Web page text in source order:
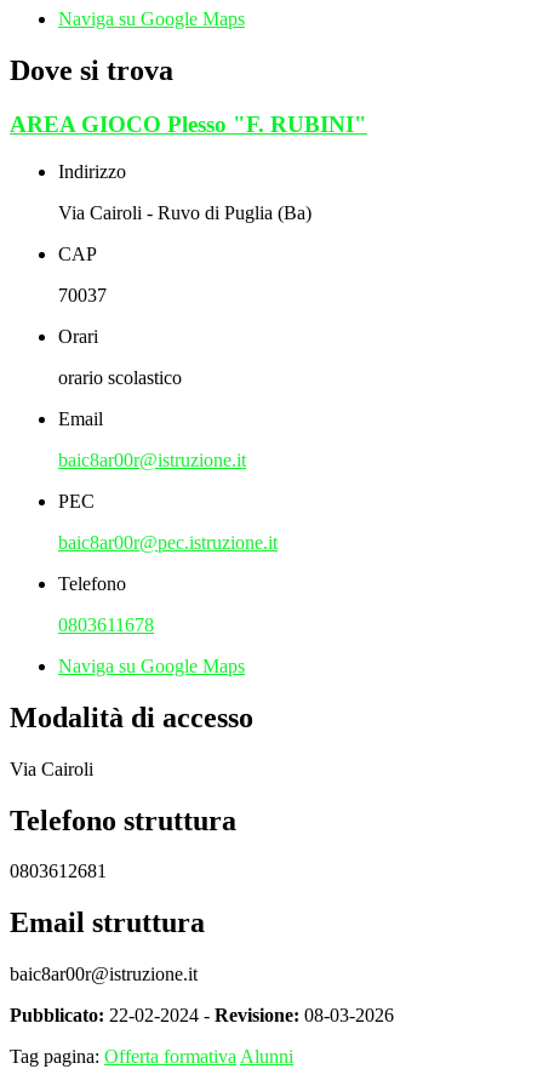
Naviga su Google Maps
Dove si trova
AREA GIOCO Plesso "F. RUBINI"
Indirizzo
Via Cairoli - Ruvo di Puglia (Ba)
CAP
70037
Orari
orario scolastico
Email
baic8ar00r@istruzione.it
PEC
baic8ar00r@pec.istruzione.it
Telefono
0803611678
Naviga su Google Maps
Modalità di accesso
Via Cairoli
Telefono struttura
0803612681
Email struttura
baic8ar00r@istruzione.it
Pubblicato: 22-02-2024 - Revisione: 08-03-2026
Tag pagina: Offerta formativa Alunni